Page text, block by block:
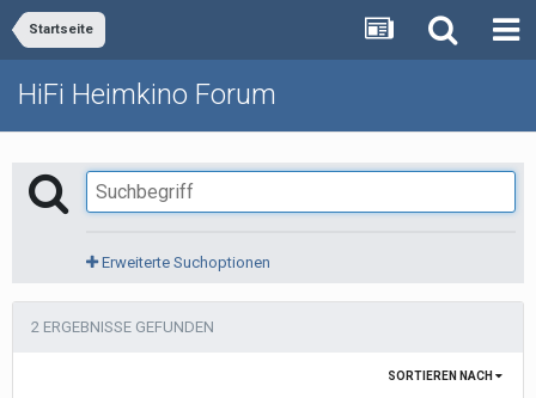
Startseite
HiFi Heimkino Forum
Erweiterte Suchoptionen
2 ERGEBNISSE GEFUNDEN
SORTIEREN NACH